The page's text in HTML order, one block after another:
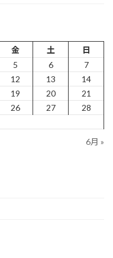
金 土
日
5 6
7
12 13
14
19 20
21
26 27
28
6月 »